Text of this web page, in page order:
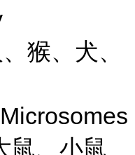
猴、犬、
鼠、小鼠